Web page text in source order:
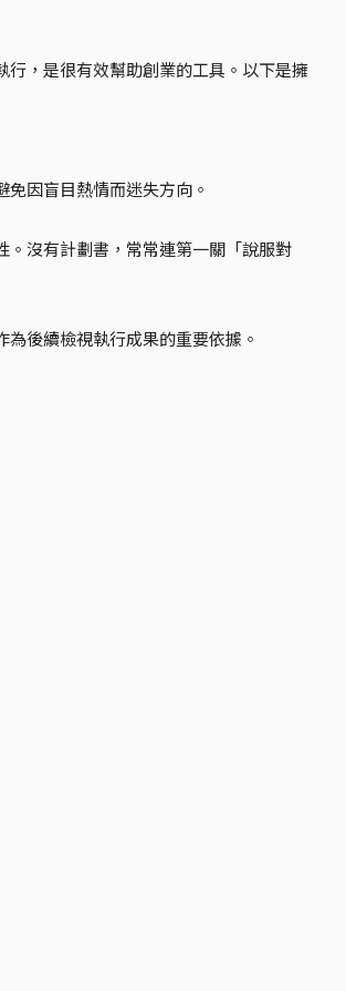
，是很有效幫助創業的工具。以下是擁
因盲目熱情而迷失方向。
沒有計劃書，常常連第一關「說服對
後續檢視執行成果的重要依據。